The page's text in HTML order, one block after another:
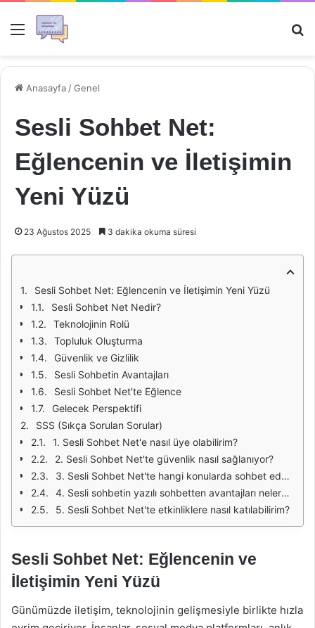
Menü
Anasayfa /Genel
Sesli Sohbet Net:
Eğlencenin ve İletişimin
Yeni Yüzü
23 Ağustos 2025 3 dakika okuma süresi
Sesli Sohbet Net: Eğlencenin ve İletişimin Yeni Yüzü
Sesli Sohbet Net Nedir?
Teknolojinin Rolü
Topluluk Oluşturma
Güvenlik ve Gizlilik
Sesli Sohbetin Avantajları
Sesli Sohbet Net'te Eğlence
Gelecek Perspektifi
SSS (Sıkça Sorulan Sorular)
1. Sesli Sohbet Net'e nasıl üye olabilirim?
2. Sesli Sohbet Net'te güvenlik nasıl sağlanıyor?
3. Sesli Sohbet Net'te hangi konularda sohbet edebilirim?
4. Sesli sohbetin yazılı sohbetten avantajları nelerdir?
5. Sesli Sohbet Net'te etkinliklere nasıl katılabilirim?
Sesli Sohbet Net: Eğlencenin ve
İletişimin Yeni Yüzü
Günümüzde iletişim, teknolojinin gelişmesiyle birlikte hızla